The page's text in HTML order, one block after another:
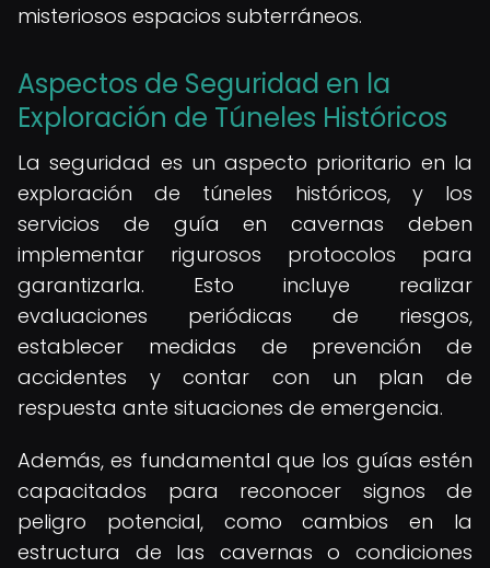
misteriosos espacios subterráneos.
Aspectos de Seguridad en la
Exploración de Túneles Históricos
La seguridad es un aspecto prioritario en la
exploración de túneles históricos, y los
servicios de guía en cavernas deben
implementar rigurosos protocolos para
garantizarla. Esto incluye realizar
evaluaciones periódicas de riesgos,
establecer medidas de prevención de
accidentes y contar con un plan de
respuesta ante situaciones de emergencia.
Además, es fundamental que los guías estén
capacitados para reconocer signos de
peligro potencial, como cambios en la
estructura de las cavernas o condiciones